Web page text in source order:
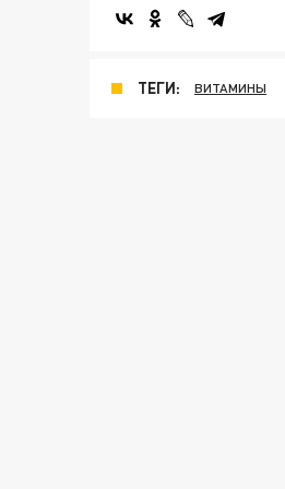
ТЕГИ: ВИТАМИНЫ